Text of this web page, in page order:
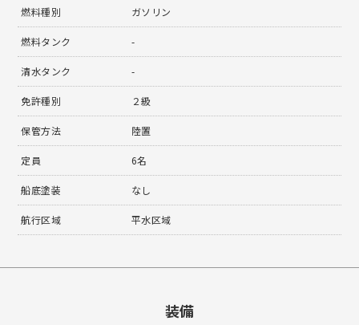
燃料種別 ガソリン
燃料タンク -
清水タンク -
免許種別 ２級
保管方法 陸置
定員 6名
船底塗装 なし
航行区域 平水区域
装備